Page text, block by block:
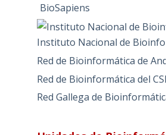
BioSapiens
Instituto Nacional de
Red de Bioinformática de
Red de Bioinformática del
Red Gallega de